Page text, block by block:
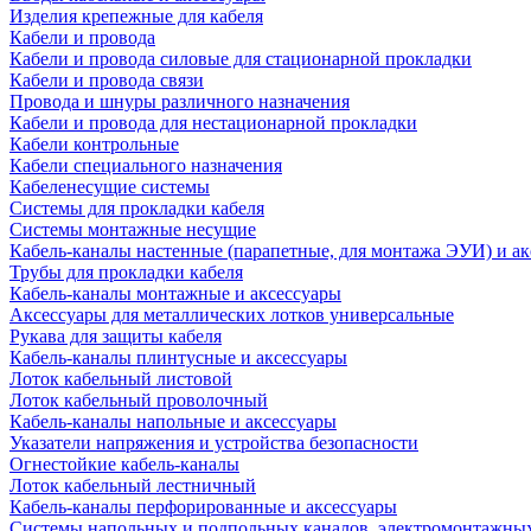
Изделия крепежные для кабеля
Кабели и провода
Кабели и провода силовые для стационарной прокладки
Кабели и провода связи
Провода и шнуры различного назначения
Кабели и провода для нестационарной прокладки
Кабели контрольные
Кабели специального назначения
Кабеленесущие системы
Системы для прокладки кабеля
Системы монтажные несущие
Кабель-каналы настенные (парапетные, для монтажа ЭУИ) и
Трубы для прокладки кабеля
Кабель-каналы монтажные и аксессуары
Аксессуары для металлических лотков универсальные
Рукава для защиты кабеля
Кабель-каналы плинтусные и аксессуары
Лоток кабельный листовой
Лоток кабельный проволочный
Кабель-каналы напольные и аксессуары
Указатели напряжения и устройства безопасности
Огнестойкие кабель-каналы
Лоток кабельный лестничный
Кабель-каналы перфорированные и аксессуары